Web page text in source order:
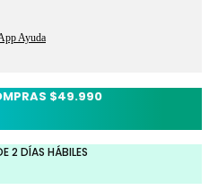
Ayuda
$49.990
2 DÍAS HÁBILES